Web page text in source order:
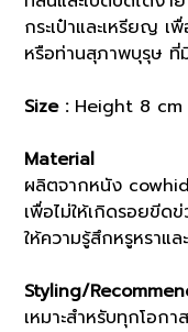
กระเป๋าและเหรียญ
หรือท่านสุภาพบุรุษ ที่
Size :Height 8 cm
Material
ผลิตจากหนัง
เพื่อไม่ให้เกิดรอยขีด
ให้ความรู้สึกหรูหราแ
Styling/
เหมาะสำหรับทุกโอก